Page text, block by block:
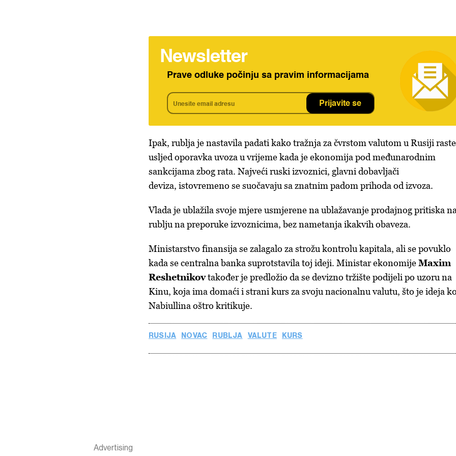
Newsletter
Prave odluke počinju sa pravim informacijama
Prijavite se
Ipak, rublja je nastavila padati kako tražnja za čvrstom valutom u Rusiji raste
usljed oporavka uvoza u vrijeme kada je ekonomija pod međunarodnim
sankcijama zbog rata. Najveći ruski izvoznici, glavni dobavljači
deviza, istovremeno se suočavaju sa znatnim padom prihoda od izvoza.
Vlada je ublažila svoje mjere usmjerene na ublažavanje prodajnog pritiska
rublju na preporuke izvoznicima, bez nametanja ikakvih obaveza.
Ministarstvo finansija se zalagalo za strožu kontrolu kapitala, ali se povuklo
kada se centralna banka suprotstavila toj ideji. Ministar ekonomijeMaxim
Reshetnikovtakođer je predložio da se devizno tržište podijeli po uzoru na
Kinu, koja ima domaći i strani kurs za svoju nacionalnu valutu, što je ideja
Nabiullina oštro kritikuje.
RUSIJA NOVAC RUBLJA VALUTE KURS